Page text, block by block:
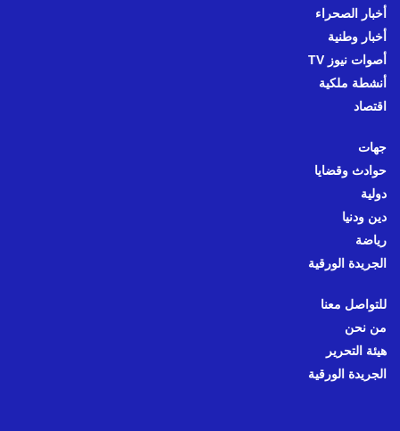
أخبار الصحراء
أخبار وطنية
أصوات نيوز TV
أنشطة ملكية
اقتصاد
جهات
حوادث وقضايا
دولية
دين ودنيا
رياضة
الجريدة الورقية
للتواصل معنا
من نحن
هيئة التحرير
الجريدة الورقية